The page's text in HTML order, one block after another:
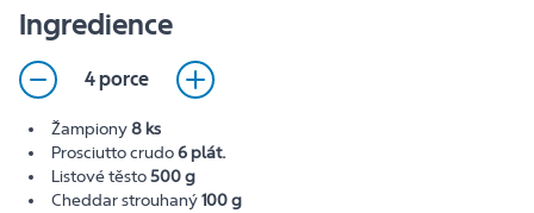
Ingredience
4 porce
Žampiony8 ks
Prosciutto crudo6 plát.
Listové těsto500 g
Cheddar strouhaný100 g